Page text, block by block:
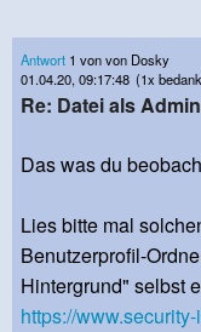
Antwort 1 von von Dosky
01.04.20, 09:17:48 (1x
Re: Datei als
Das was du
Lies bitte mal
Benutzerprofil-
Hintergrund" selbst
https://